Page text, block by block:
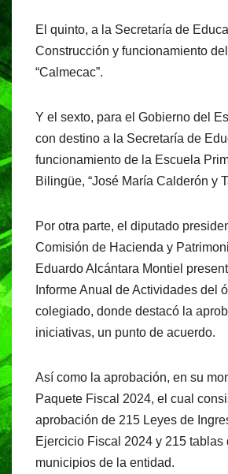
El quinto, a la Secretaría de
Construcción y funcionamiento
“Calmecac”.
Y el sexto, para el Gobierno del
con destino a la Secretaría de
funcionamiento de la Escuela
Bilingüe, “José María Calderón y
Por otra parte, el diputado
Comisión de Hacienda y
Eduardo Alcántara Montiel
Informe Anual de Actividades del
colegiado, donde destacó la
iniciativas, un punto de acuerdo.
Así como la aprobación, en su
Paquete Fiscal 2024, el cual
aprobación de 215 Leyes de
Ejercicio Fiscal 2024 y 215 tablas
municipios de la entidad.